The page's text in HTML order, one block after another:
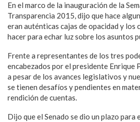
En el marco de la inauguración de la
Transparencia 2015, dijo que hace
eran auténticas cajas de opacidad y los
hacer para echar luz sobre los asuntos
Frente a representantes de los tres
encabezados por el presidente Enrique
a pesar de los avances legislativos y
se tienen desafíos y pendientes en
rendición de cuentas.
Dijo que el Senado se dio un plazo para